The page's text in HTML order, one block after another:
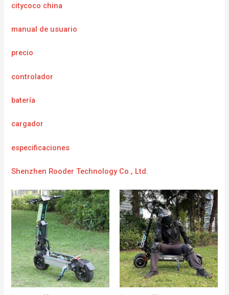
citycoco china
manual de usuario
precio
controlador
batería
cargador
especificaciones
Shenzhen Rooder Technology Co., Ltd.